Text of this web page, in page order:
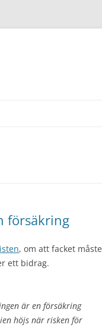
försäkring
, om att facket måste
ett bidrag.
är en försäkring
höjs när risken för